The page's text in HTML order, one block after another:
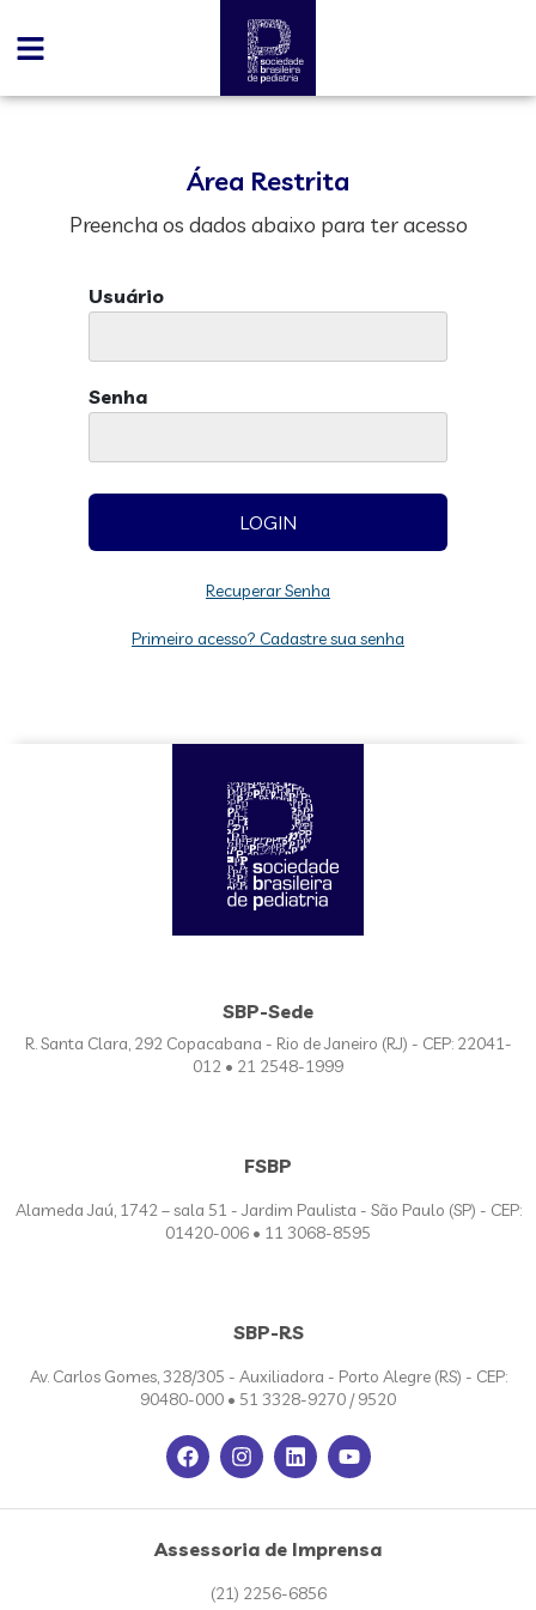
Área Restrita
Preencha os dados abaixo para ter acesso
Usuário
Senha
Recuperar Senha
Primeiro acesso? Cadastre sua senha
SBP-Sede
R. Santa Clara, 292 Copacabana - Rio de Janeiro (RJ) - CEP: 22041-
012 • 21 2548-1999
FSBP
Alameda Jaú, 1742 – sala 51 - Jardim Paulista - São Paulo (SP) - CEP:
01420-006 • 11 3068-8595
SBP-RS
Av. Carlos Gomes, 328/305 - Auxiliadora - Porto Alegre (RS) - CEP:
90480-000 • 51 3328-9270 / 9520
Assessoria de Imprensa
(21) 2256-6856